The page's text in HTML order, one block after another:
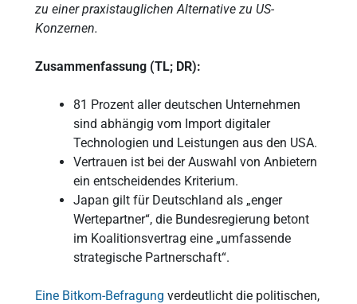
zu einer praxistauglichen Alternative zu US-
Konzernen.
Zusammenfassung (TL; DR):
81 Prozent aller deutschen Unternehmen
sind abhängig vom Import digitaler
Technologien und Leistungen aus den USA.
Vertrauen ist bei der Auswahl von Anbietern
ein entscheidendes Kriterium.
Japan gilt für Deutschland als „enger
Wertepartner“, die Bundesregierung betont
im Koalitionsvertrag eine „umfassende
strategische Partnerschaft“.
Eine Bitkom-Befragung verdeutlicht die politischen,